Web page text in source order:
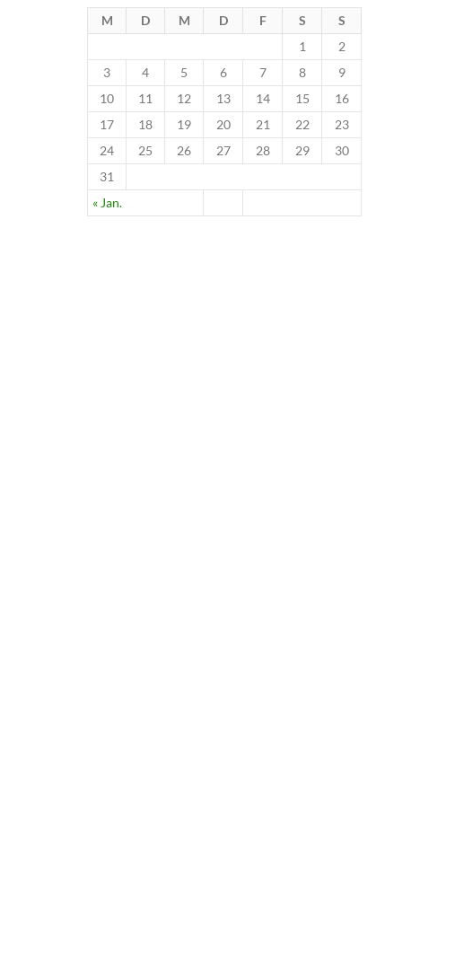
M D M D F S S
« Jan.
1
2
3
4 5 6 7 8
9
10
11 12 13 14 15
16
17
18 19 20 21 22
23
24
25 26 27 28 29
30
31